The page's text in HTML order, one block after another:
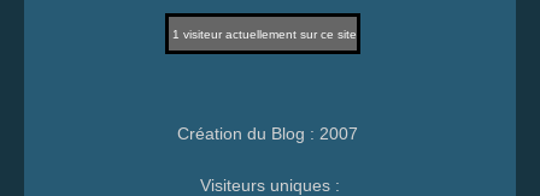
1 visiteur actuellement sur ce site
Création du Blog : 2007
Visiteurs uniques :